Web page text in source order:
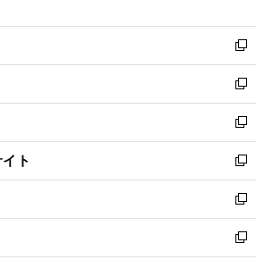
開
く
ウ
で
開
く
ン
ド
ウ
で
開
く
ウ
ィ
ン
ド
ウ
で
開
く
新
し
い
ウ
ィ
ン
ド
ウ
で
開
く
新
し
い
ウ
ィ
ン
ド
ウ
で
開
新
し
い
ウ
ィ
ン
ド
ウ
ト
新
し
い
ウ
ィ
ン
新
し
い
ウ
新
し